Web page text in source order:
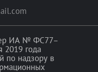
ИА № ФС77–
2019 года
по надзору в